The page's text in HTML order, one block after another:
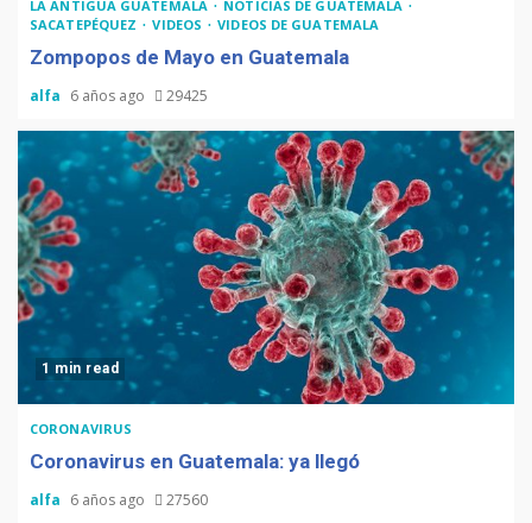
LA ANTIGUA GUATEMALA
NOTICIAS DE GUATEMALA
SACATEPÉQUEZ
VIDEOS VIDEOS DE GUATEMALA
Zompopos de Mayo en Guatemala
alfa 6 años ago 29425
1 min read
CORONAVIRUS
Coronavirus en Guatemala: ya llegó
alfa 6 años ago 27560